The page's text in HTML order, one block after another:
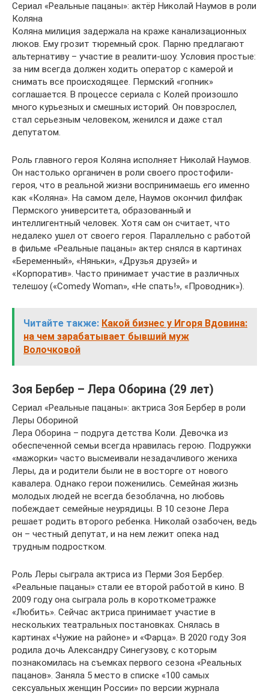
Сериал «Реальные пацаны»: актёр Николай Наумов в роли
Коляна
Коляна милиция задержала на краже канализационных
люков. Ему грозит тюремный срок. Парню предлагают
альтернативу – участие в реалити-шоу. Условия простые:
за ним всегда должен ходить оператор с камерой и
снимать все происходящее. Пермский «гопник»
соглашается. В процессе сериала с Колей произошло
много курьезных и смешных историй. Он повзрослел,
стал серьезным человеком, женился и даже стал
депутатом.
Роль главного героя Коляна исполняет Николай Наумов.
Он настолько органичен в роли своего простофили-
героя, что в реальной жизни воспринимаешь его именно
как «Коляна». На самом деле, Наумов окончил филфак
Пермского университета, образованный и
интеллигентный человек. Хотя сам он считает, что
недалеко ушел от своего героя. Параллельно с работой
в фильме «Реальные пацаны» актер снялся в картинах
«Беременный», «Няньки», «Друзья друзей» и
«Корпоратив». Часто принимает участие в различных
телешоу («Comedy Woman», «Не спать!», «Проводник»).
Читайте также: Какой бизнес у Игоря Вдовина:
на чем зарабатывает бывший муж
Волочковой
Зоя Бербер – Лера Оборина (29 лет)
Сериал «Реальные пацаны»: актриса Зоя Бербер в роли
Леры Обориной
Лера Оборина – подруга детства Коли. Девочка из
обеспеченной семьи всегда нравилась герою. Подружки
«мажорки» часто высмеивали незадачливого жениха
Леры, да и родители были не в восторге от нового
кавалера. Однако герои поженились. Семейная жизнь
молодых людей не всегда безоблачна, но любовь
побеждает семейные неурядицы. В 10 сезоне Лера
решает родить второго ребенка. Николай озабочен, ведь
он – честный депутат, и на нем лежит опека над
трудным подростком.
Роль Леры сыграла актриса из Перми Зоя Бербер.
«Реальные пацаны» стали ее второй работой в кино. В
2009 году она сыграла роль в короткометражке
«Любить». Сейчас актриса принимает участие в
нескольких театральных постановках. Снялась в
картинах «Чужие на районе» и «Фарца». В 2020 году Зоя
родила дочь Александру Синегузову, с которым
познакомилась на съемках первого сезона «Реальных
пацанов». Заняла 5 место в списке «100 самых
сексуальных женщин России» по версии журнала